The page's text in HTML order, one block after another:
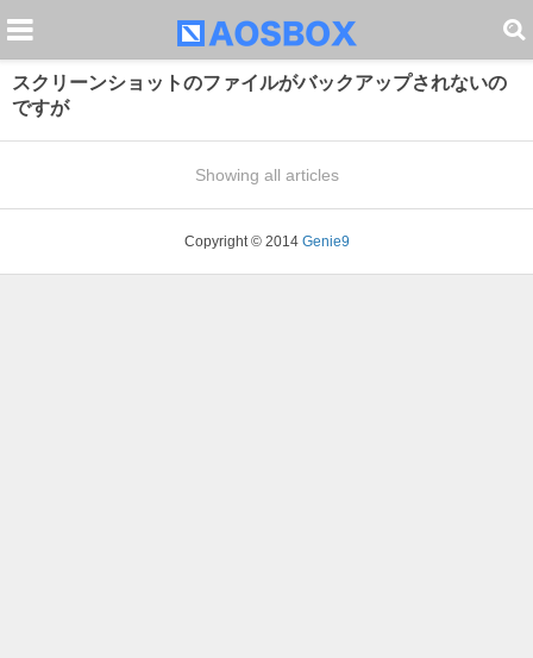
スクリーンショットのファイルがバックアップされないの
ですが
Showing all articles
Copyright © 2014Genie9